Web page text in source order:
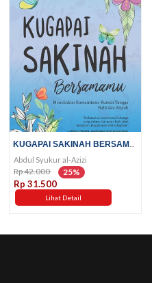
Abdul Syukur al-Azizi
Rp 42.000 25%
Rp 31.500
Lihat Detail